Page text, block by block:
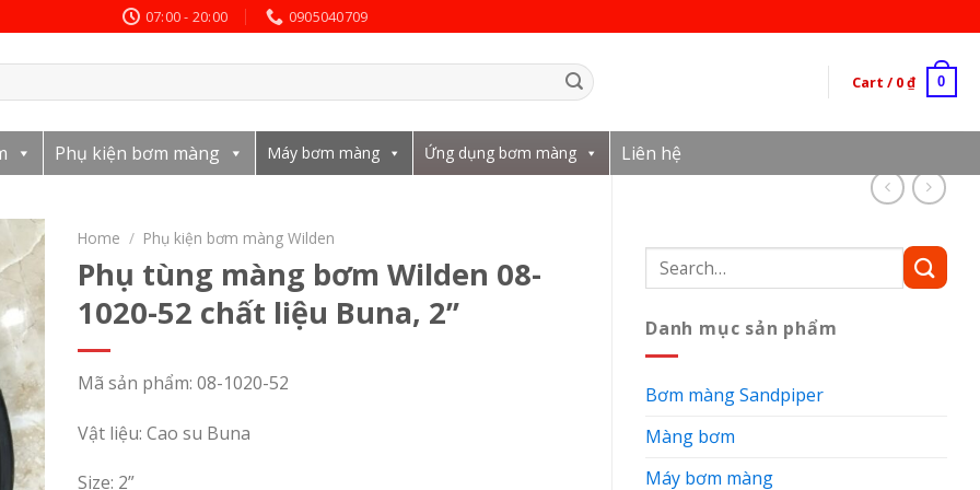
07:00 - 20:00 0905040709
Cart / 0₫ 0
Phụ kiện bơm màng Máy bơm màng Ứng dụng bơm màng Liên hệ
Search
for:
Danh mục sản phẩm
Bơm màng Sandpiper
Màng bơm
Máy bơm màng
Home / Phụ kiện bơm màng Wilden
Phụ tùng màng bơm Wilden 08-
1020-52 chất liệu Buna, 2’’
Mã sản phẩm: 08-1020-52
Vật liệu: Cao su Buna
Size: 2”